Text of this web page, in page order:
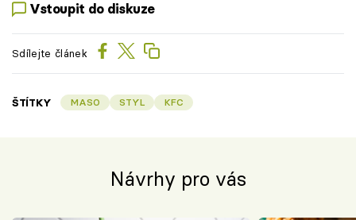
Vstoupit do diskuze
Sdílejte článek
ŠTÍTKY MASO STYL KFC
Návrhy pro vás